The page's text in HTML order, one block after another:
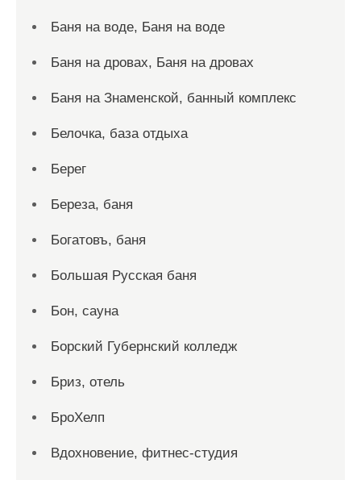
Баня на воде, Баня на воде
Баня на дровах, Баня на дровах
Баня на Знаменской, банный комплекс
Белочка, база отдыха
Берег
Береза, баня
Богатовъ, баня
Большая Русская баня
Бон, сауна
Борский Губернский колледж
Бриз, отель
БроХелп
Вдохновение, фитнес-студия